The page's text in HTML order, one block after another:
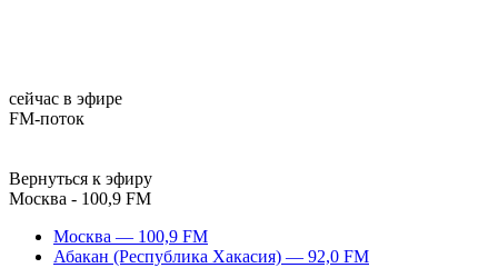
сейчас в эфире
FM-поток
Вернуться к эфиру
Москва - 100,9 FM
Москва — 100,9 FM
Абакан (Республика Хакасия) — 92,0 FM